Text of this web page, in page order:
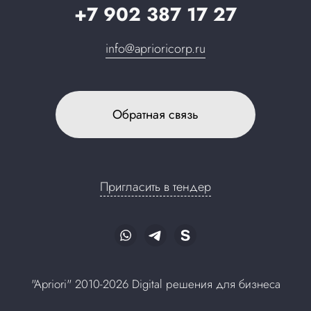
+7 902 387 17 27
info@aprioricorp.ru
Обратная связь
Пригласить в тендер
"Apriori" 2010-2026 Digital решения для бизнеса